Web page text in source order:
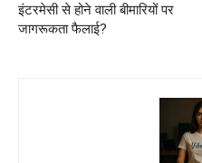
इंटरमेसी से होने वाली बीमारियों पर
जागरूकता फैलाई?